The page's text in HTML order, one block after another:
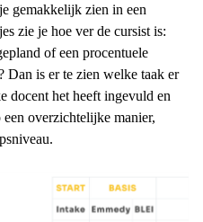
gemakkelijk zien in een
zie je hoe ver de cursist is:
of een procentuele
is er te zien welke taak er
docent het heeft ingevuld en
overzichtelijke manier,